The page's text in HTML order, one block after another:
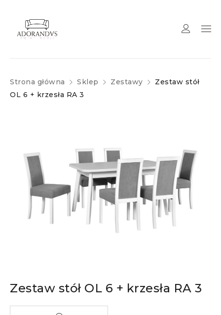
Strona główna Sklep Zestawy
Zestaw stół
OL 6 + krzesła RA 3
Zestaw stół OL 6 + krzesła RA 3